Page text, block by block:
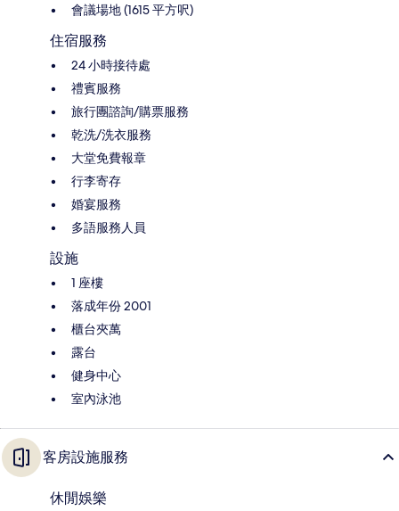
會議場地 (1615 平方呎)
住宿服務
24 小時接待處
禮賓服務
旅行團諮詢/購票服務
乾洗/洗衣服務
大堂免費報章
行李寄存
婚宴服務
多語服務人員
設施
1 座樓
落成年份 2001
櫃台夾萬
露台
健身中心
室內泳池
客房設施服務
休閒娛樂